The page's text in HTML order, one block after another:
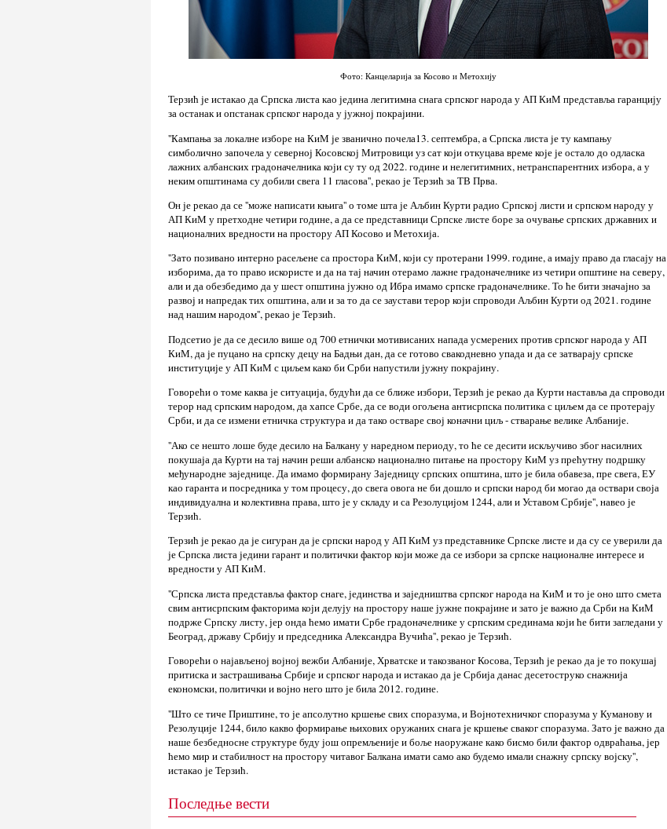
Фото: Канцеларија за Косово и Метохију
Терзић је истакао да Српска листа као једина легитимна снага српског народа у АП КиМ представља гаранцију
за останак и опстанак српског народа у јужној покрајини.
''Кампања за локалне изборе на КиМ је званично почела13. септембра, а Српска листа је ту кампању
симболично започела у северној Косовској Митровици уз сат који откуцава време које је остало до одласка
лажних албанских градоначелника који су ту од 2022. године и нелегитимних, нетранспарентних избора, а у
неким општинама су добили свега 11 гласова'', рекао је Терзић за ТВ Прва.
Он је рекао да се ''може написати књига'' о томе шта је Аљбин Курти радио Српској листи и српском народу у
АП КиМ у претходне четири године, а да се представници Српске листе боре за очување српских државних и
националних вредности на простору АП Косово и Метохија.
''Зато позивано интерно расељене са простора КиМ, који су протерани 1999. године, а имају право да гласају на
изборима, да то право искористе и да на тај начин отерамо лажне градоначелнике из четири општине на северу,
али и да обезбедимо да у шест општина јужно од Ибра имамо српске градоначелнике. То ће бити значајно за
развој и напредак тих општина, али и за то да се заустави терор који спроводи Аљбин Курти од 2021. године
над нашим народом'', рекао је Терзић.
Подсетио је да се десило више од 700 етнички мотивисаних напада усмерених против српског народа у АП
КиМ, да је пуцано на српску децу на Бадњи дан, да се готово свакодневно упада и да се затварају српске
институције у АП КиМ с циљем како би Срби напустили јужну покрајину.
Говорећи о томе каква је ситуација, будући да се ближе избори, Терзић је рекао да Курти наставља да спроводи
терор над српским народом, да хапсе Србе, да се води огољена антисрпска политика с циљем да се протерају
Срби, и да се измени етничка структура и да тако остваре свој коначни циљ - стварање велике Албаније.
''Ако се нешто лоше буде десило на Балкану у наредном периоду, то ће се десити искључиво због насилних
покушаја да Курти на тај начин реши албанско национално питање на простору КиМ уз прећутну подршку
међународне заједнице. Да имамо формирану Заједницу српских општина, што је била обавеза, пре свега, ЕУ
као гаранта и посредника у том процесу, до свега овога не би дошло и српски народ би могао да оствари своја
индивидуална и колективна права, што је у складу и са Резолуцијом 1244, али и Уставом Србије'', навео је
Терзић.
Терзић је рекао да је сигуран да је српски народ у АП КиМ уз представнике Српске листе и да су се уверили да
је Српска листа једини гарант и политички фактор који може да се избори за српске националне интересе и
вредности у АП КиМ.
''Српска листа представља фактор снаге, јединства и заједништва српског народа на КиМ и то је оно што смета
свим антисрпским факторима који делују на простору наше јужне покрајине и зато је важно да Срби на КиМ
подрже Српску листу, јер онда ћемо имати Србе градоначелнике у српским срединама који ће бити загледани у
Београд, државу Србију и председника Александра Вучића'', рекао је Терзић.
Говорећи о најављеној војној вежби Албаније, Хрватске и такозваног Косова, Терзић је рекао да је то покушај
притиска и застрашивања Србије и српског народа и истакао да је Србија данас десетоструко снажнија
економски, политички и војно него што је била 2012. године.
''Што се тиче Приштине, то је апсолутно кршење свих споразума, и Војнотехничког споразума у Куманову и
Резолуције 1244, било какво формирање њихових оружаних снага је кршење сваког споразума. Зато је важно да
наше безбедносне структуре буду још опремљеније и боље наоружане како бисмо били фактор одвраћања, јер
ћемо мир и стабилност на простору читавог Балкана имати само ако будемо имали снажну српску војску'',
истакао је Терзић.
Последње вести